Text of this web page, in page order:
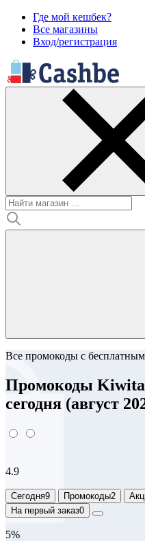
Где мой кешбек?
Все магазины
Вход/регистрация
Все промокоды с
Промокоды
сегодня (август
4.9
Сегодня9 Промокоды2
На первый заказ0
5%